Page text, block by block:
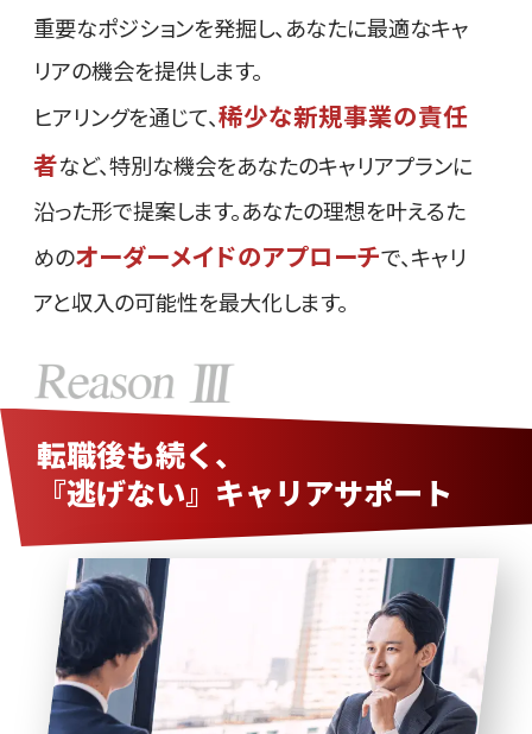
重要なポジションを発掘し、あなたに最適なキャ
リアの機会を提供します。
ヒアリングを通じて、稀少な新規事業の責任
者など、特別な機会をあなたのキャリアプランに
沿った形で提案します。あなたの理想を叶えるた
めのオーダーメイドのアプローチで、キャリ
アと収入の可能性を最大化します。
転職後も続く、
『逃げない』キャリアサポート